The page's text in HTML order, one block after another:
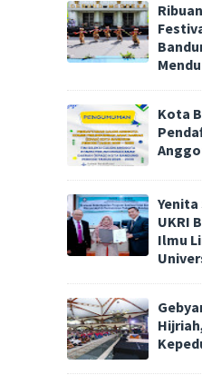
Kota
Yenita
UKRI
Ilmu